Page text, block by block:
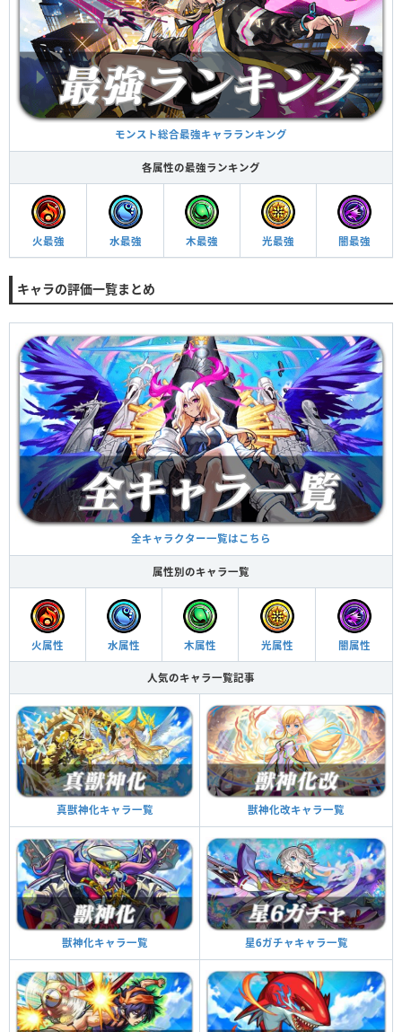
モンスト総合最強キャラランキング
各属性の最強ランキング
火最強 水最強 木最強 光最強 闇最強
キャラの評価一覧まとめ
全キャラクター一覧はこちら
属性別のキャラ一覧
火属性 水属性 木属性 光属性 闇属性
人気のキャラ一覧記事
真獣神化キャラ一覧 獣神化改キャラ一覧
獣神化キャラ一覧 星6ガチャキャラ一覧